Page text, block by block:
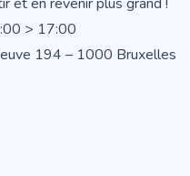
> 17:00
194 – 1000 Bruxelles